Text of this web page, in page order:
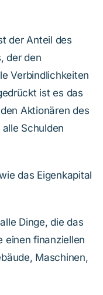
der Anteil des
der den
Verbindlichkeiten
ist es das
Aktionären des
Schulden
das Eigenkapital
Dinge, die das
einen finanziellen
Maschinen,